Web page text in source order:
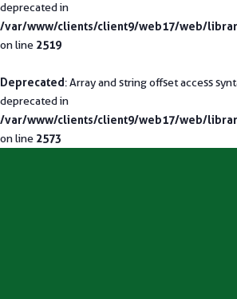
deprecated in
/var/www/clients/client9/web17/web/
on line 2519
Deprecated: Array and string offset access
deprecated in
/var/www/clients/client9/web17/web/
on line 2573